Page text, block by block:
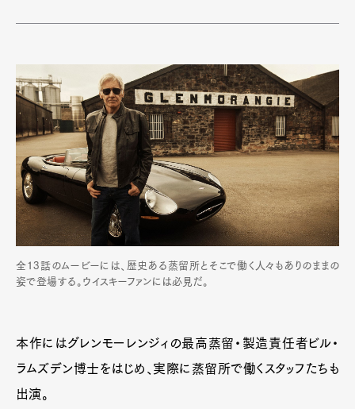
Art&DesignWatchFashion
全13話のムービーには、歴史ある蒸留所とそこで働く人々もありのままの
姿で登場する。ウイスキーファンには必見だ。
本作にはグレンモーレンジィの最高蒸留・製造責任者ビル・
ラムズデン博士をはじめ、実際に蒸留所で働くスタッフたちも
出演。